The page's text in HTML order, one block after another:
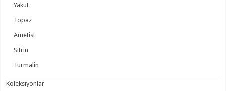
Yakut
Topaz
Ametist
Sitrin
Turmalin
Koleksiyonlar